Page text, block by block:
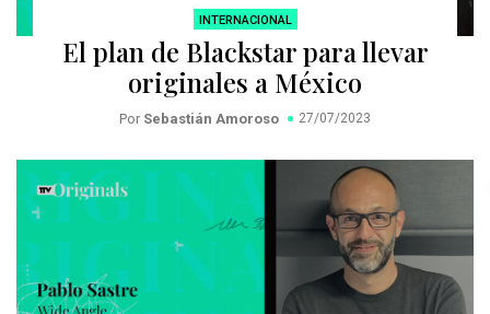
INTERNACIONAL
El plan de Blackstar para llevar
originales a México
Por Sebastián Amoroso 27/07/2023